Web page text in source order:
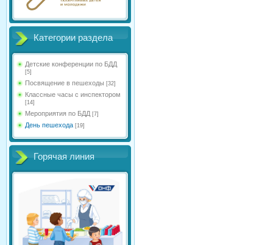
Категории раздела
Детские конференции по БДД
[5]
Посвящение в пешеходы [32]
Классные часы с инспектором
[14]
Мероприятия по БДД [7]
День пешехода [19]
Горячая линия